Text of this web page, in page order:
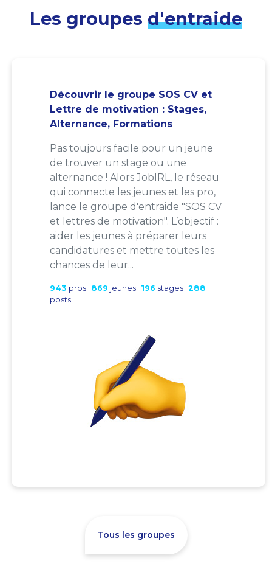
Les groupes d'entraide
Découvrir le groupe SOS CV et
Lettre de motivation : Stages,
Alternance, Formations
Pas toujours facile pour un jeune
de trouver un stage ou une
alternance ! Alors JobIRL, le réseau
qui connecte les jeunes et les pro,
lance le groupe d'entraide "SOS CV
et lettres de motivation". L’objectif :
aider les jeunes à préparer leurs
candidatures et mettre toutes les
chances de leur...
943 pros 869 jeunes 196 stages 288
posts
Tous les groupes